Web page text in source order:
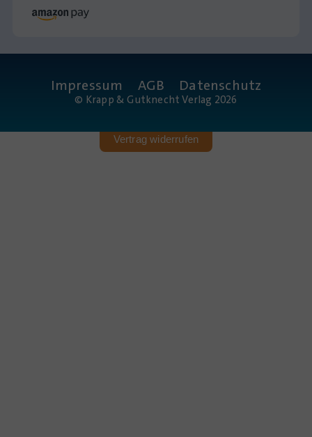
Impressum AGB Datenschutz
© Krapp & Gutknecht Verlag 2026
Vertrag widerrufen